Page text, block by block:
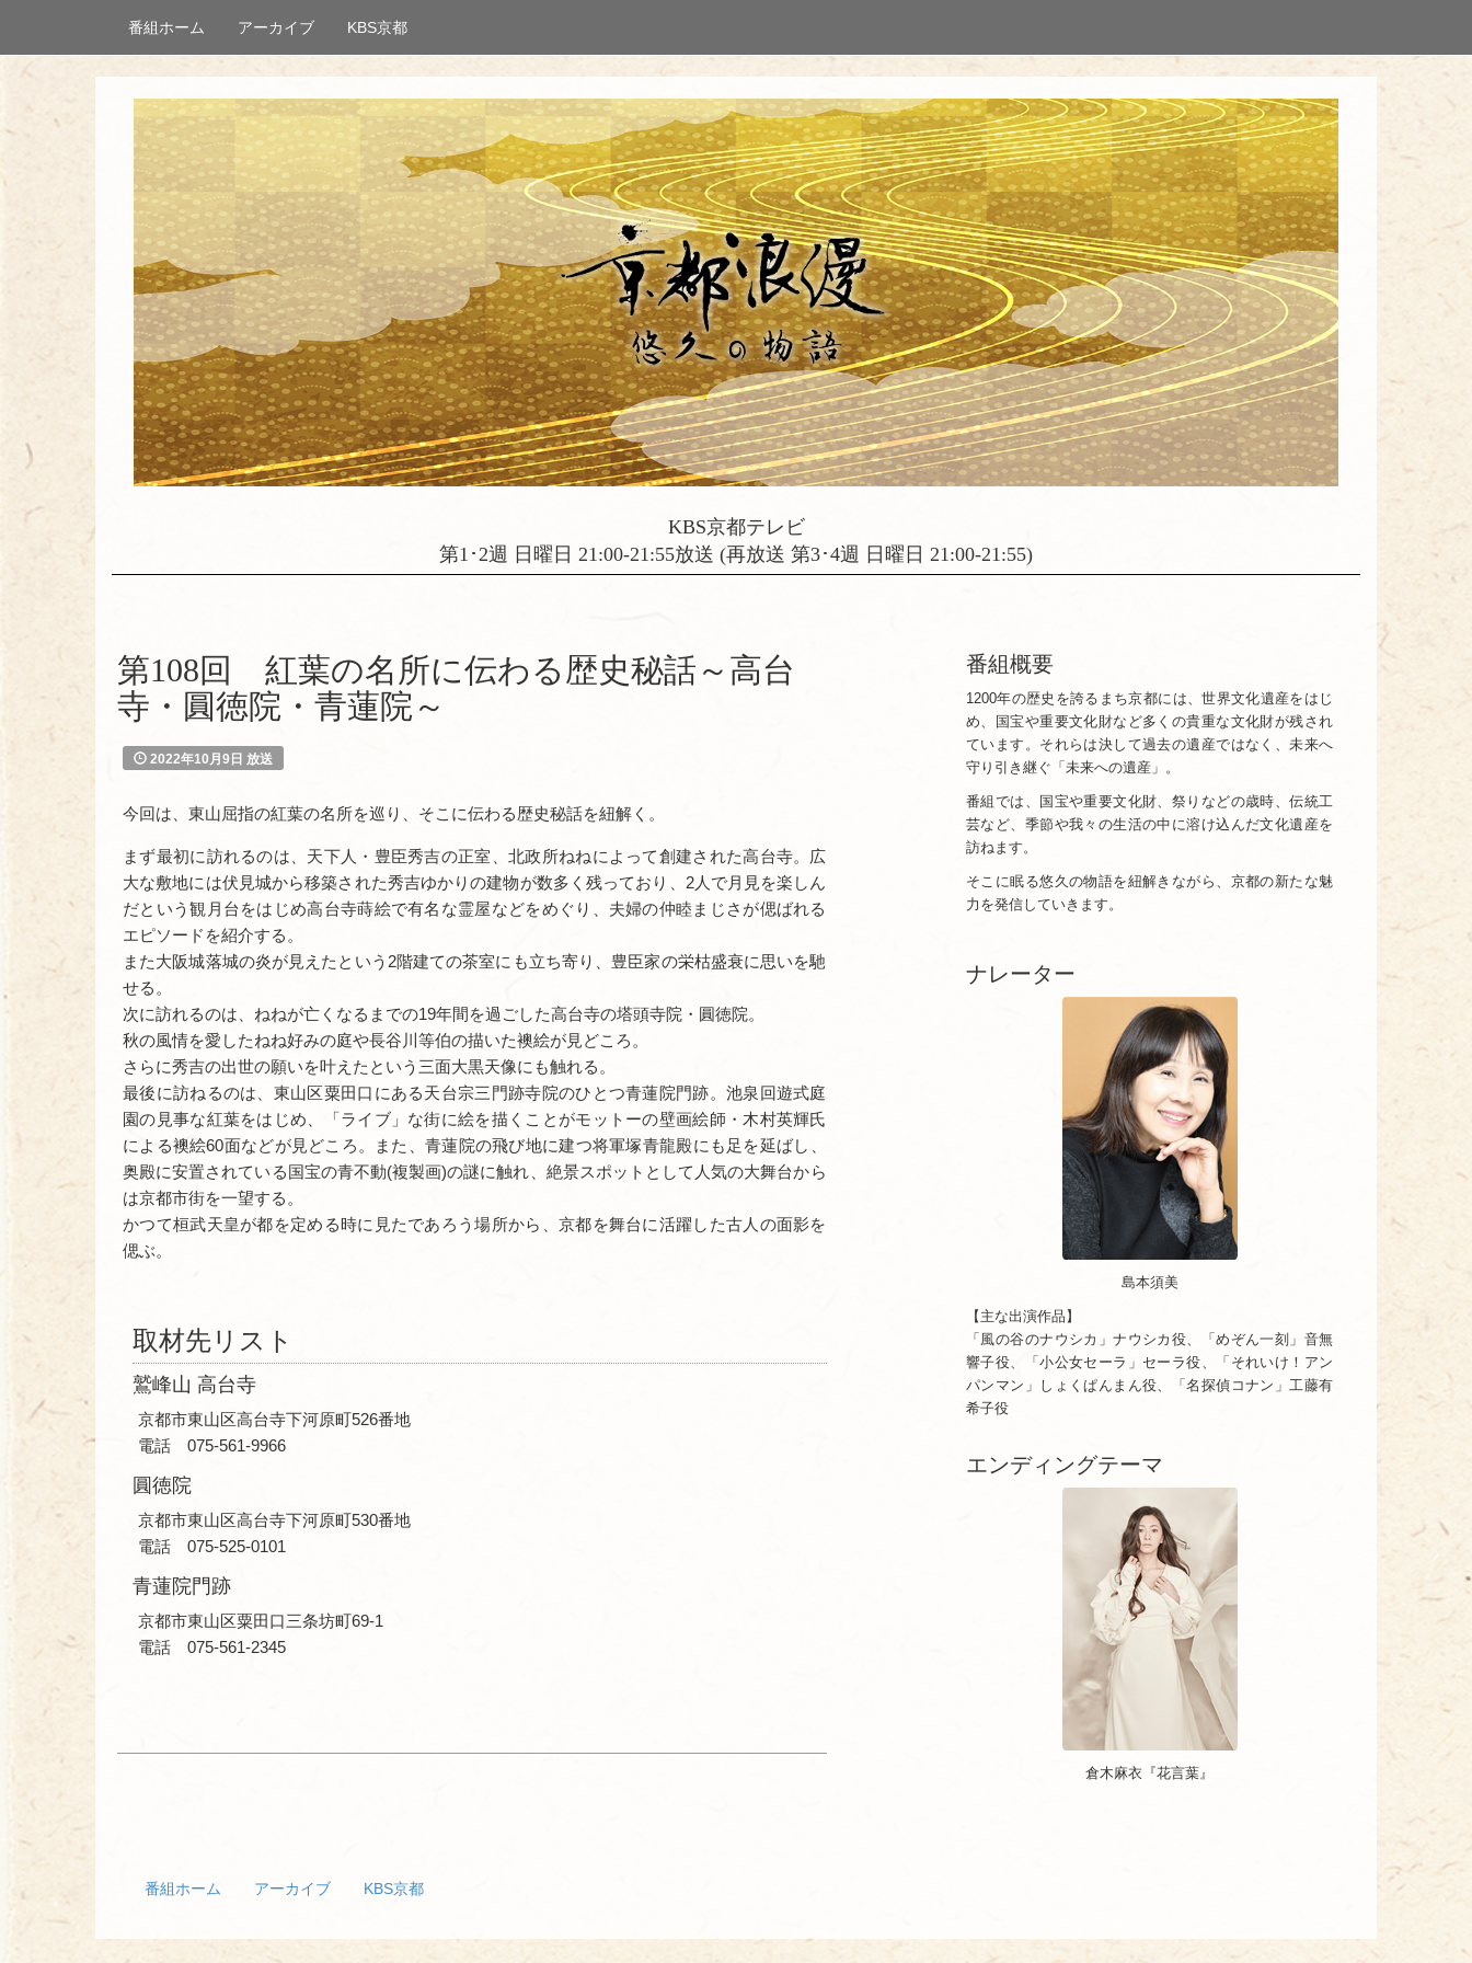
番組ホーム アーカイブ KBS京都
KBS京都テレビ
第1･2週 日曜日 21:00-21:55放送 (再放送 第3･4週 日曜日 21:00-21:55)
第108回 紅葉の名所に伝わる歴史秘話～高台
寺・圓徳院・青蓮院～
2022年10月9日 放送
今回は、東山屈指の紅葉の名所を巡り、そこに伝わる歴史秘話を紐解く。
まず最初に訪れるのは、天下人・豊臣秀吉の正室、北政所ねねによって創建された高台寺。広
大な敷地には伏見城から移築された秀吉ゆかりの建物が数多く残っており、2人で月見を楽しん
だという観月台をはじめ高台寺蒔絵で有名な霊屋などをめぐり、夫婦の仲睦まじさが偲ばれる
エピソードを紹介する。
また大阪城落城の炎が見えたという2階建ての茶室にも立ち寄り、豊臣家の栄枯盛衰に思いを馳
せる。
次に訪れるのは、ねねが亡くなるまでの19年間を過ごした高台寺の塔頭寺院・圓徳院。
秋の風情を愛したねね好みの庭や長谷川等伯の描いた襖絵が見どころ。
さらに秀吉の出世の願いを叶えたという三面大黒天像にも触れる。
最後に訪ねるのは、東山区粟田口にある天台宗三門跡寺院のひとつ青蓮院門跡。池泉回遊式庭
園の見事な紅葉をはじめ、「ライブ」な街に絵を描くことがモットーの壁画絵師・木村英輝氏
による襖絵60面などが見どころ。また、青蓮院の飛び地に建つ将軍塚青龍殿にも足を延ばし、
奥殿に安置されている国宝の青不動(複製画)の謎に触れ、絶景スポットとして人気の大舞台から
は京都市街を一望する。
かつて桓武天皇が都を定める時に見たであろう場所から、京都を舞台に活躍した古人の面影を
偲ぶ。
取材先リスト
鷲峰山 高台寺
京都市東山区高台寺下河原町526番地
電話 075-561-9966
圓徳院
京都市東山区高台寺下河原町530番地
電話 075-525-0101
青蓮院門跡
京都市東山区粟田口三条坊町69-1
電話 075-561-2345
番組概要
1200年の歴史を誇るまち京都には、世界文化遺産をはじ
め、国宝や重要文化財など多くの貴重な文化財が残され
ています。それらは決して過去の遺産ではなく、未来へ
守り引き継ぐ「未来への遺産」。
番組では、国宝や重要文化財、祭りなどの歳時、伝統工
芸など、季節や我々の生活の中に溶け込んだ文化遺産を
訪ねます。
そこに眠る悠久の物語を紐解きながら、京都の新たな魅
力を発信していきます。
ナレーター
島本須美
【主な出演作品】
「風の谷のナウシカ」ナウシカ役、「めぞん一刻」音無
響子役、「小公女セーラ」セーラ役、「それいけ！アン
パンマン」しょくぱんまん役、「名探偵コナン」工藤有
希子役
エンディングテーマ
倉木麻衣『花言葉』
番組ホーム アーカイブ KBS京都